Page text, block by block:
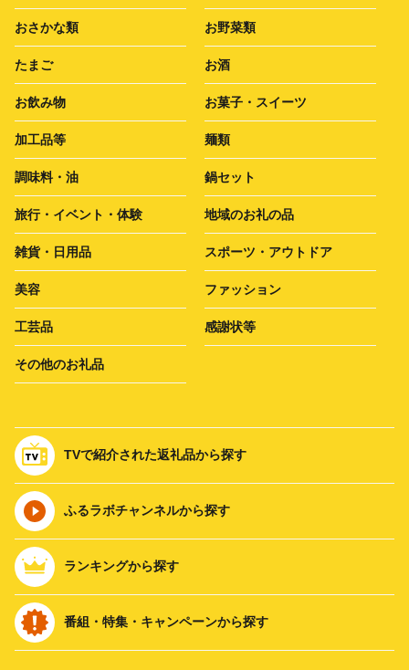
おさかな類 お野菜類
たまご お酒
お飲み物 お菓子・スイーツ
加工品等 麺類
調味料・油 鍋セット
旅行・イベント・体験 地域のお礼の品
雑貨・日用品 スポーツ・アウトドア
美容 ファッション
工芸品 感謝状等
その他のお礼品
TVで紹介された返礼品から探す
ふるラボチャンネルから探す
ランキングから探す
番組・特集・キャンペーンから探す